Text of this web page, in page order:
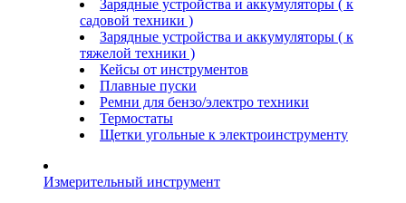
Зарядные устройства и аккумуляторы ( к
садовой техники )
Зарядные устройства и аккумуляторы ( к
тяжелой техники )
Кейсы от инструментов
Плавные пуски
Ремни для бензо/электро техники
Термостаты
Щетки угольные к электроинструменту
Измерительный инструмент